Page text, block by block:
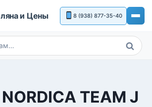
и Цены 8 (938) 877-35-40
Поиск
TEAM J